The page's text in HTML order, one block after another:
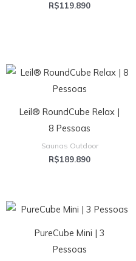
R$119.890
Leil® RoundCube Relax |
8 Pessoas
Saunas Outdoor
R$189.890
PureCube Mini | 3
Pessoas